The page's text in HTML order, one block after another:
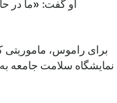
او گفت: «ما در
برای راموس، ماموریتی